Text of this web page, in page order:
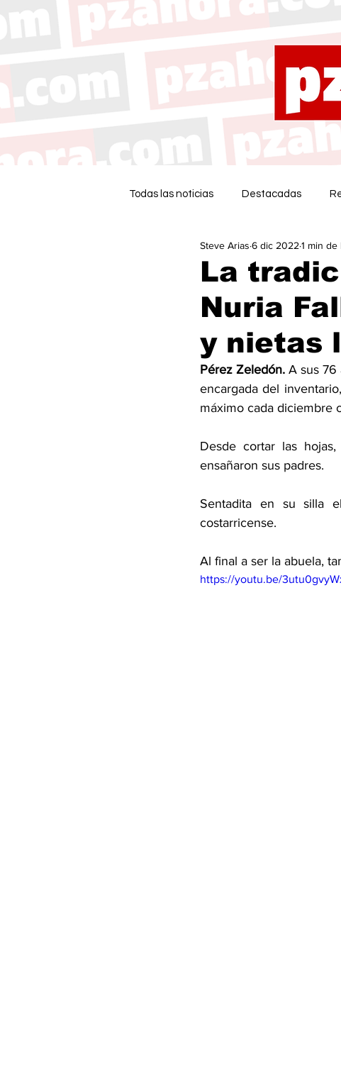
Todas las noticias Destacadas
La
Nuria
y nietas
Steve Arias 6 dic 2022 1 min de
Pérez Zeledón. A sus 76
encargada del
máximo cada diciembre
Desde cortar las
ensañaron sus padres.
Sentadita en su silla
costarricense.
Al final a ser la abuela,
https://youtu.be/